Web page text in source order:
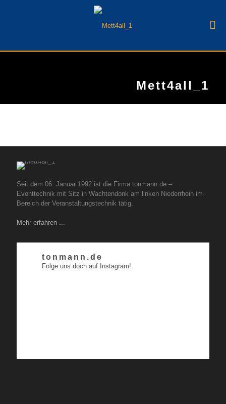
Mett4all_1
Seit dem 06. Januar 1992 ist die Firma tonmann.de –
Eventtechnik mit Sitz in Wachtendonk am linken Niederrhein im
Bereich der Veranstaltungstechnik tätig.
Mehr erfahren ...
tonmann.de
Folge uns doch auf Instagram!